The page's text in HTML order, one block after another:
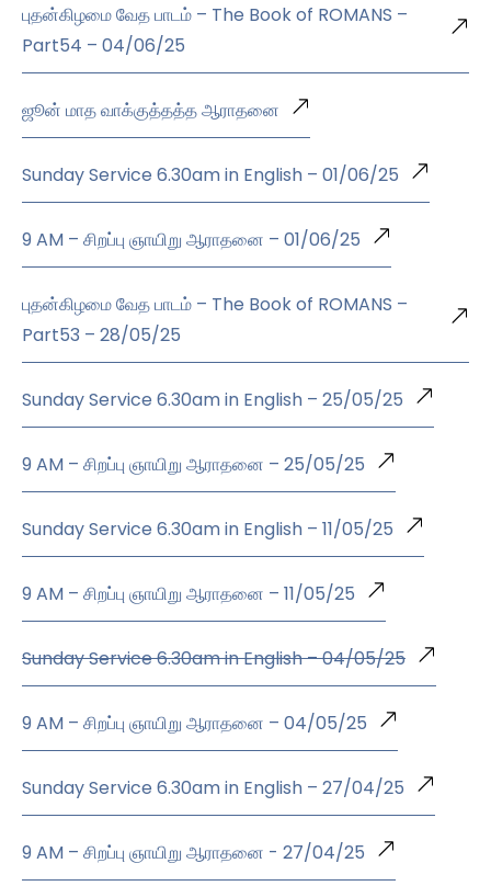
புதன்கிழமை வேத பாடம் – The Book of ROMANS –
Part54 – 04/06/25
ஜூன் மாத வாக்குத்தத்த ஆராதனை
Sunday Service 6.30am in English – 01/06/25
9 AM – சிறப்பு ஞாயிறு ஆராதனை – 01/06/25
புதன்கிழமை வேத பாடம் – The Book of ROMANS –
Part53 – 28/05/25
Sunday Service 6.30am in English – 25/05/25
9 AM – சிறப்பு ஞாயிறு ஆராதனை – 25/05/25
Sunday Service 6.30am in English – 11/05/25
9 AM – சிறப்பு ஞாயிறு ஆராதனை – 11/05/25
Sunday Service 6.30am in English – 04/05/25
9 AM – சிறப்பு ஞாயிறு ஆராதனை – 04/05/25
Sunday Service 6.30am in English – 27/04/25
9 AM – சிறப்பு ஞாயிறு ஆராதனை - 27/04/25